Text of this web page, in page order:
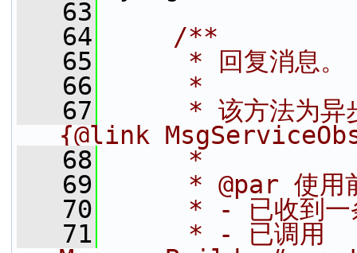
   63
   64
    /**
   65
     * 回复消息。
   66
     *
   67
* 该方法为异
{@link
   68
     *
   69
* @par 使用
   70
* - 已收到一
   71
     * - 已调用